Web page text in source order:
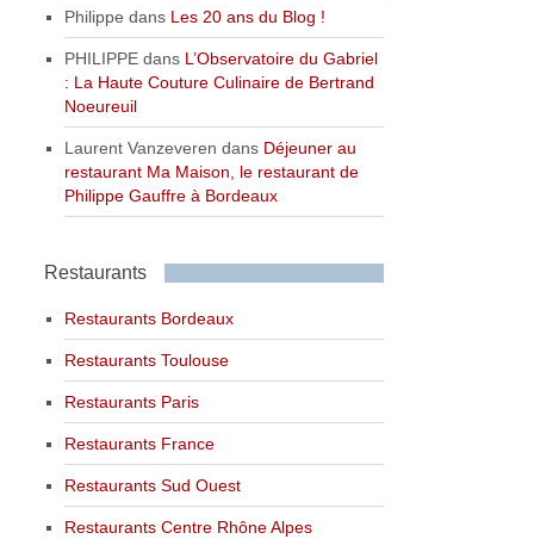
Philippe dans Les 20 ans du Blog !
PHILIPPE dans L’Observatoire du Gabriel
: La Haute Couture Culinaire de Bertrand
Noeureuil
Laurent Vanzeveren dans Déjeuner au
restaurant Ma Maison, le restaurant de
Philippe Gauffre à Bordeaux
Restaurants
Restaurants Bordeaux
Restaurants Toulouse
Restaurants Paris
Restaurants France
Restaurants Sud Ouest
Restaurants Centre Rhône Alpes